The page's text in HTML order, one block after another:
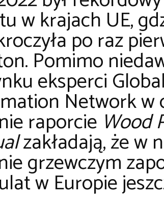
w krajach UE,
po raz
Pomimo
eksperci
Network w
raporcie Wood
zakładają, że w
grzewczym
w Europie